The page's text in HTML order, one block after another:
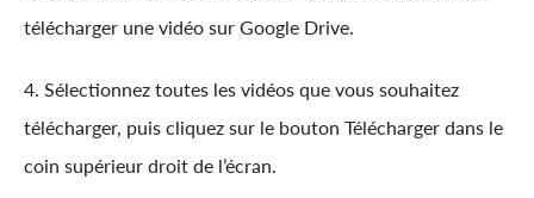
télécharger une vidéo sur Google Drive.
4. Sélectionnez toutes les vidéos que vous souhaitez
télécharger, puis cliquez sur le bouton Télécharger dans le
coin supérieur droit de l’écran.